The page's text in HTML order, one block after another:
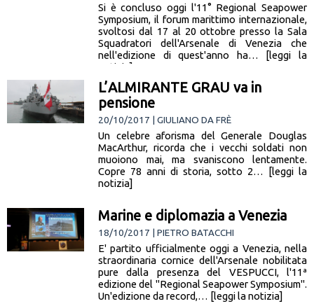
Si è concluso oggi l'11° Regional Seapower
Symposium, il forum marittimo internazionale,
svoltosi dal 17 al 20 ottobre presso la Sala
Squadratori dell'Arsenale di Venezia che
nell'edizione di quest'anno ha… [leggi la
notizia]
L’ALMIRANTE GRAU va in
pensione
20/10/2017 | GIULIANO DA FRÈ
Un celebre aforisma del Generale Douglas
MacArthur, ricorda che i vecchi soldati non
muoiono mai, ma svaniscono lentamente.
Copre 78 anni di storia, sotto 2… [leggi la
notizia]
Marine e diplomazia a Venezia
18/10/2017 | PIETRO BATACCHI
E' partito ufficialmente oggi a Venezia, nella
straordinaria cornice dell'Arsenale nobilitata
pure dalla presenza del VESPUCCI, l'11ª
edizione del "Regional Seapower Symposium".
Un'edizione da record,… [leggi la notizia]